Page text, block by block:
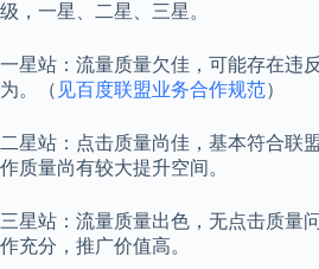
级，一星、二星、三星。
一星站：流量质量欠佳，可能存在违
为。（ 见百度联盟业务合作规范）
二星站：点击质量尚佳，基本符合联
作质量尚有较大提升空间。
三星站：流量质量出色，无点击质量
作充分，推广价值高。